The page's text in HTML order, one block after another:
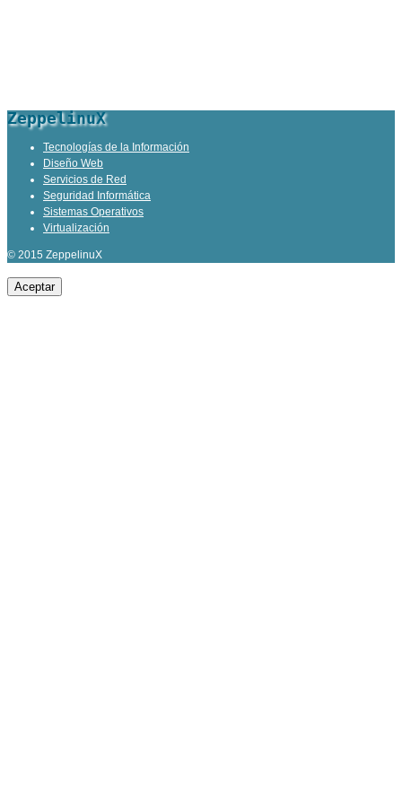
ZeppelinuX
Tecnologías de la Información
Diseño Web
Servicios de Red
Seguridad Informática
Sistemas Operativos
Virtualización
© 2015 ZeppelinuX
Aceptar